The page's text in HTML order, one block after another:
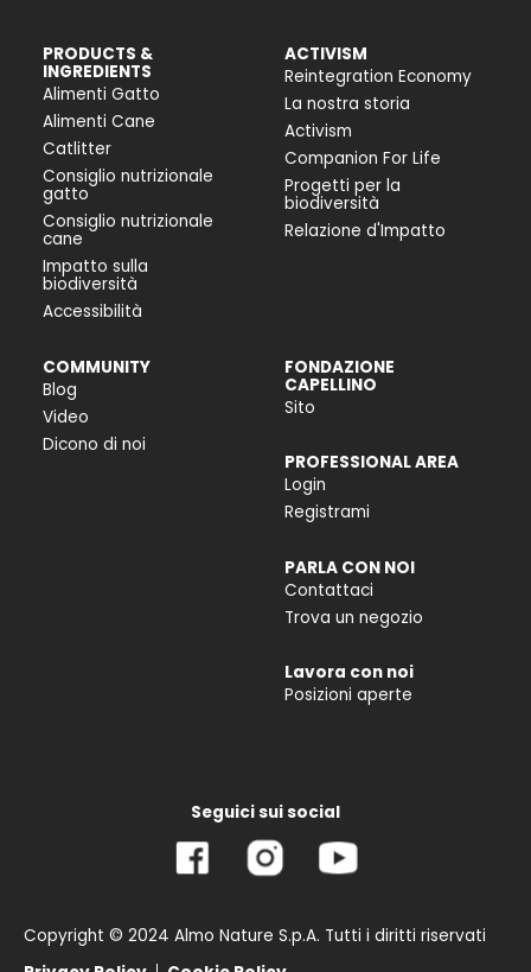
PRODUCTS &
INGREDIENTS
Alimenti Gatto
Alimenti Cane
Catlitter
Consiglio nutrizionale
gatto
Consiglio nutrizionale
cane
Impatto sulla
biodiversità
Accessibilità
ACTIVISM
Reintegration Economy
La nostra storia
Activism
Companion For Life
Progetti per la
biodiversità
Relazione d'Impatto
COMMUNITY
Blog
Video
Dicono di noi
FONDAZIONE
CAPELLINO
Sito
PROFESSIONAL AREA
Login
Registrami
PARLA CON NOI
Contattaci
Trova un negozio
Lavora con noi
Posizioni aperte
Seguici sui social
Copyright © 2024 Almo Nature S.p.A. Tutti i diritti riservati